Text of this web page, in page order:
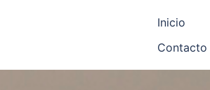
Inicio
Contacto